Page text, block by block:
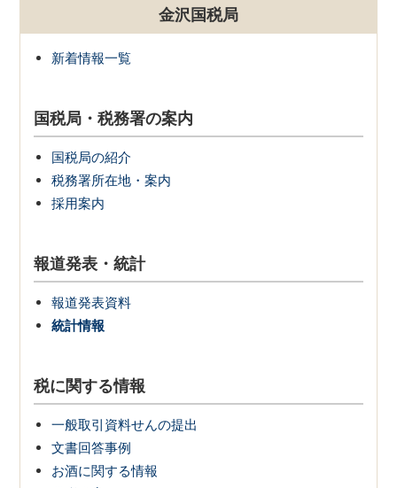
金沢国税局
新着情報一覧
国税局・税務署の案内
国税局の紹介
税務署所在地・案内
採用案内
報道発表・統計
報道発表資料
統計情報
税に関する情報
一般取引資料せんの提出
文書回答事例
お酒に関する情報